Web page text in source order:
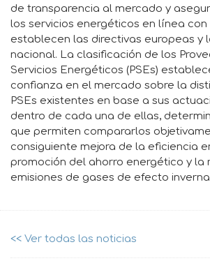
de transparencia al mercado y
los servicios energéticos en línea con
establecen las directivas europeas y
nacional. La clasificación de los
Servicios Energéticos (PSEs)
confianza en el mercado sobre la
PSEs existentes en base a sus
dentro de cada una de ellas,
que permiten compararlos
consiguiente mejora de la eficiencia
promoción del ahorro energético y la
emisiones de gases de efecto
<< Ver todas las noticias